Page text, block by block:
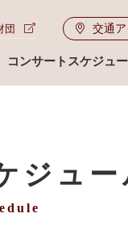
団 交通
コンサートスケジュ
ジュー